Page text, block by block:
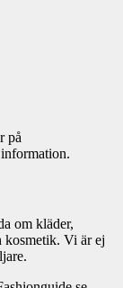
på
om kläder,
kosmetik. Vi är ej